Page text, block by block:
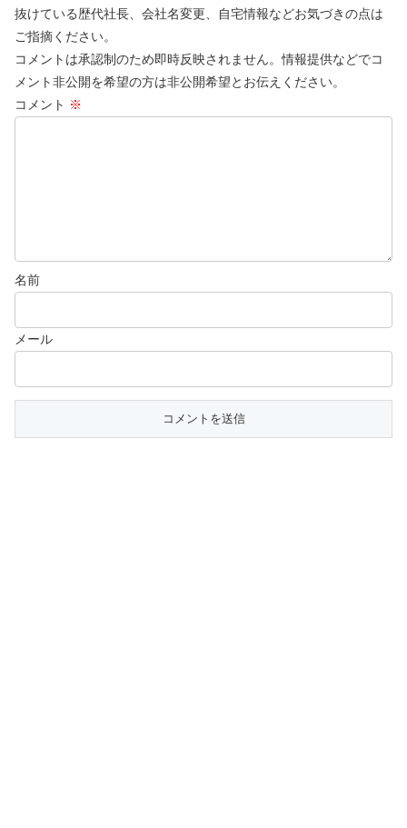
抜けている歴代社長、会社名変更、自宅情報などお気づきの点は
ご指摘ください。
コメントは承認制のため即時反映されません。情報提供などでコ
メント非公開を希望の方は非公開希望とお伝えください。
コメント ※
名前
メール